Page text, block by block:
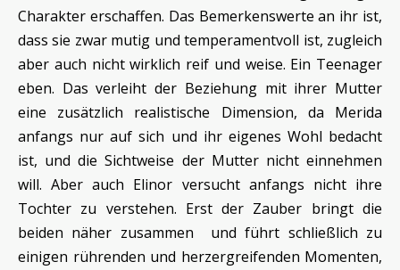
Charakter erschaffen. Das Bemerkenswerte an ihr ist,
dass sie zwar mutig und temperamentvoll ist, zugleich
aber auch nicht wirklich reif und weise. Ein Teenager
eben. Das verleiht der Beziehung mit ihrer Mutter
eine zusätzlich realistische Dimension, da Merida
anfangs nur auf sich und ihr eigenes Wohl bedacht
ist, und die Sichtweise der Mutter nicht einnehmen
will. Aber auch Elinor versucht anfangs nicht ihre
Tochter zu verstehen. Erst der Zauber bringt die
beiden näher zusammen und führt schließlich zu
einigen rührenden und herzergreifenden Momenten,